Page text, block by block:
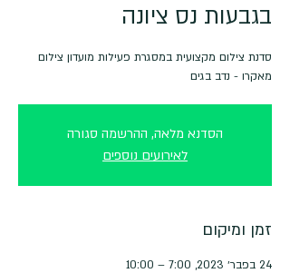
בגבעות נס ציונה
סדנת צילום מקצועית במסגרת פעילות מועדון צילום
מאקרו - נדב בגים
הסדנא מלאה, ההרשמה סגורה
לאירועים נוספים
זמן ומיקום
24 בפבר׳ 2023, 7:00 – 10:00